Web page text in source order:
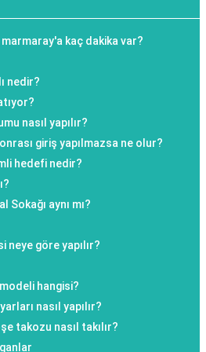
kaç dakika var?
nedir?
nasıl yapılır?
giriş yapılmazsa ne olur?
hedefi nedir?
Sokağı aynı mı?
neye göre yapılır?
modeli hangisi?
nasıl yapılır?
takozu nasıl takılır?